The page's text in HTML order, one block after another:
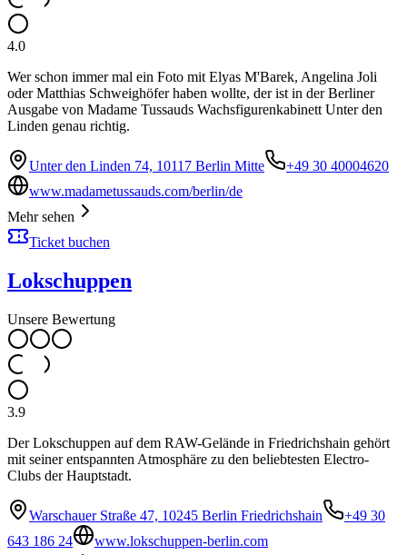
4.0
Wer schon immer mal ein Foto mit Elyas M'Barek, Angelina Joli
oder Matthias Schweighöfer haben wollte, der ist in der Berliner
Ausgabe von Madame Tussauds Wachsfigurenkabinett Unter den
Linden genau richtig.
Unter den Linden 74, 10117 Berlin Mitte
+49 30 40004620
www.madametussauds.com/berlin/de
Mehr sehen
Ticket buchen
Lokschuppen
Unsere Bewertung
3.9
Der Lokschuppen auf dem RAW-Gelände in Friedrichshain gehört
mit seiner entspannten Atmosphäre zu den beliebtesten Electro-
Clubs der Hauptstadt.
Warschauer Straße 47, 10245 Berlin Friedrichshain
+49 30
643 186 24
www.lokschuppen-berlin.com